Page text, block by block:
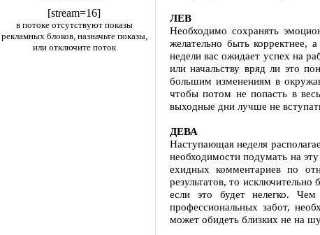
[stream=16]
в потоке отсутствуют показы
рекламных блоков, назначьте показы,
или отключите поток
ЛЕВ
Необходимо сохранять
желательно быть корректнее,
недели вас ожидает успех на
или начальству вряд ли это
большим изменениям в
чтобы потом не попасть в
выходные дни лучше не
ДЕВА
Наступающая неделя
необходимости подумать на
ехидных комментариев по
результатов, то
если это будет нелегко.
профессиональных забот,
может обидеть близких не на